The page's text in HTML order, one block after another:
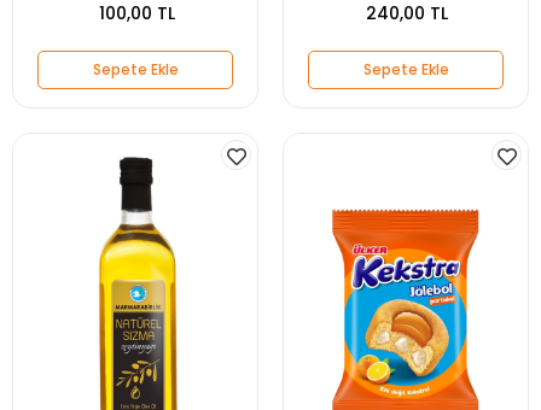
100,00 TL
Sepete Ekle
240,00 TL
Sepete Ekle